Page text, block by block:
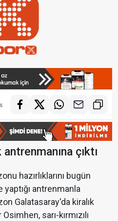
çıktı
hazırlıklarını bugün
antrenmanla
Galatasaray'da kiralık
sarı-kırmızılı